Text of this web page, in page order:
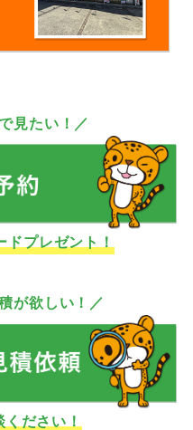
見たい！／
プレゼント！
が欲しい！／
ださい！